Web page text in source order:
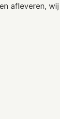
afleveren,